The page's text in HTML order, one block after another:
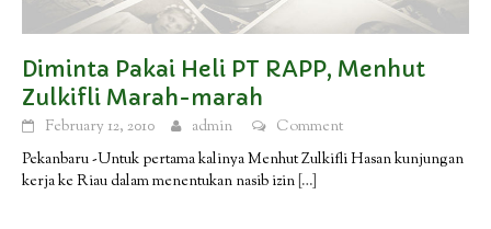
Diminta Pakai Heli PT RAPP, Menhut
Zulkifli Marah-marah
February 12, 2010 admin
Comment
Pekanbaru -Untuk pertama kalinya Menhut Zulkifli Hasan kunjungan
kerja ke Riau dalam menentukan nasib izin […]